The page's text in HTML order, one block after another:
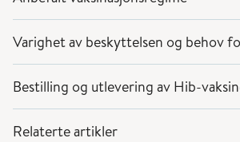
Varighet av beskyttelsen og behov
Bestilling og utlevering av Hib-
Relaterte artikler